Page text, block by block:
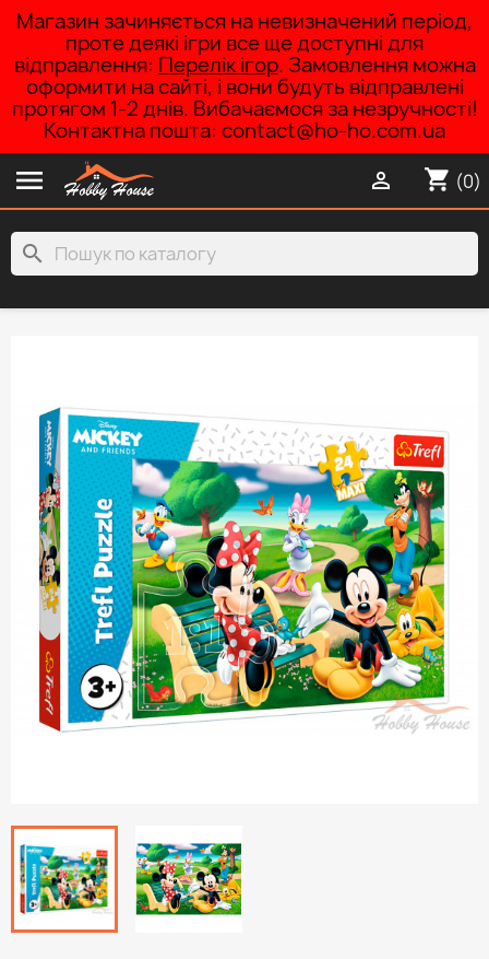
Магазин зачиняється на невизначений період,
проте деякі ігри все ще доступні для
відправлення: Перелік ігор. Замовлення можна
оформити на сайті, і вони будуть відправлені
протягом 1-2 днів. Вибачаємося за незручності!
Контактна пошта: contact@ho-ho.com.ua
 shopping_cart (0)

search